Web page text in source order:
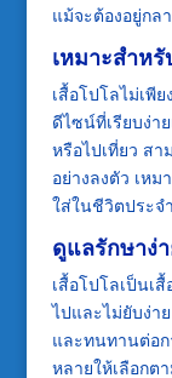
แม้จะต้องอยู่กล
เหมาะสำห
เสื้อโปโลไม่เพี
ดีไซน์ที่เรียบง่า
หรือไปเที่ยว สา
อย่างลงตัว เห
ใส่ในชีวิตประจ
ดูแลรักษาง่
เสื้อโปโลเป็นเ
ไปและไม่ยับง่า
และทนทานต่อ
หลายให้เลือกต